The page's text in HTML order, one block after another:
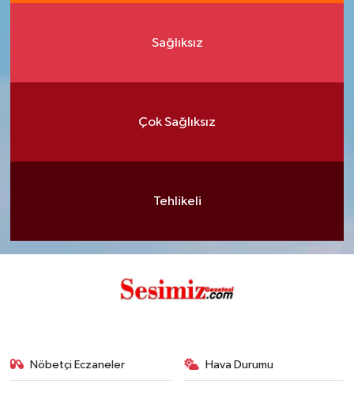
Sağlıksız
Çok Sağlıksız
Tehlikeli
Nöbetçi Eczaneler Hava Durumu